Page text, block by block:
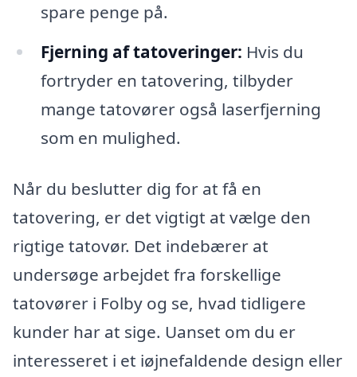
spare penge på.
Fjerning af tatoveringer: Hvis du
fortryder en tatovering, tilbyder
mange tatovører også laserfjerning
som en mulighed.
Når du beslutter dig for at få en
tatovering, er det vigtigt at vælge den
rigtige tatovør. Det indebærer at
undersøge arbejdet fra forskellige
tatovører i Folby og se, hvad tidligere
kunder har at sige. Uanset om du er
interesseret i et iøjnefaldende design eller